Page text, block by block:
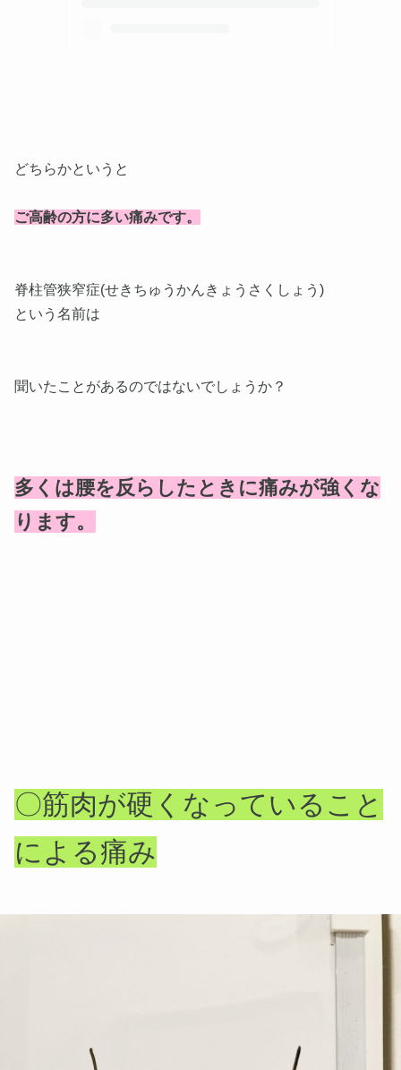
どちらかというと
ご高齢の方に多い痛みです。
脊柱管狭窄症(せきちゅうかんきょうさくしょう)
という名前は
聞いたことがあるのではないでしょうか？
多くは腰を反らしたときに痛みが強くな
ります。
〇筋肉が硬くなっていること
による痛み